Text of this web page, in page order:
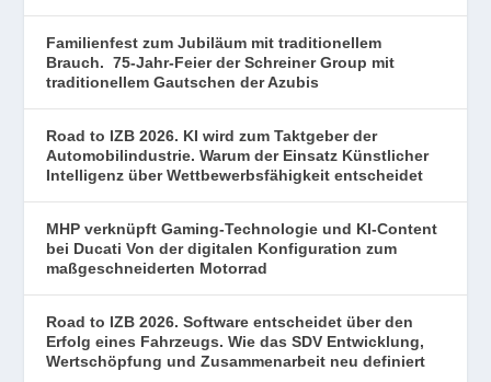
Familienfest zum Jubiläum mit traditionellem
Brauch. 75-Jahr-Feier der Schreiner Group mit
traditionellem Gautschen der Azubis
Road to IZB 2026. KI wird zum Taktgeber der
Automobilindustrie. Warum der Einsatz Künstlicher
Intelligenz über Wettbewerbsfähigkeit entscheidet
MHP verknüpft Gaming-Technologie und KI-Content
bei Ducati Von der digitalen Konfiguration zum
maßgeschneiderten Motorrad
Road to IZB 2026. Software entscheidet über den
Erfolg eines Fahrzeugs. Wie das SDV Entwicklung,
Wertschöpfung und Zusammenarbeit neu definiert